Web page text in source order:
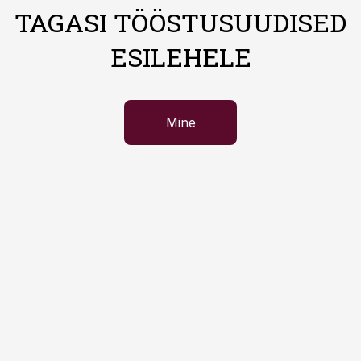
TAGASI TÖÖSTUSUUDISED
ESILEHELE
Mine